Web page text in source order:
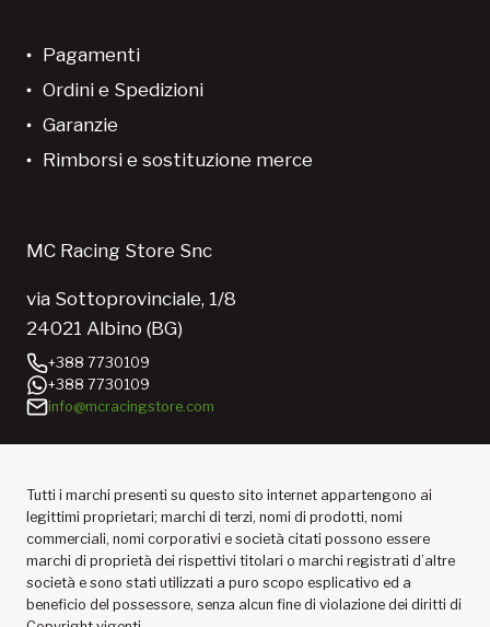
Pagamenti
Ordini e Spedizioni
Garanzie
Rimborsi e sostituzione merce
MC Racing Store Snc
via Sottoprovinciale, 1/8
24021 Albino (BG)
+388 7730109
+388 7730109
info@mcracingstore.com
Tutti i marchi presenti su questo sito internet appartengono ai
legittimi proprietari; marchi di terzi, nomi di prodotti, nomi
commerciali, nomi corporativi e società citati possono essere
marchi di proprietà dei rispettivi titolari o marchi registrati d’altre
società e sono stati utilizzati a puro scopo esplicativo ed a
beneficio del possessore, senza alcun fine di violazione dei diritti di